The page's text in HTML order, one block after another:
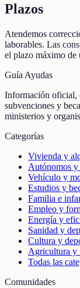
Plazos
Atendemos
laborables. Las
el plazo máximo de
Guía Ayudas
Información oficial,
subvenciones y
ministerios y
Categorías
Vivienda y
Autónomos y
Vehículo y
Estudios y
Familia e
Empleo y
Energía y
Sanidad y
Cultura y
Agricultura y
Todas las
Comunidades